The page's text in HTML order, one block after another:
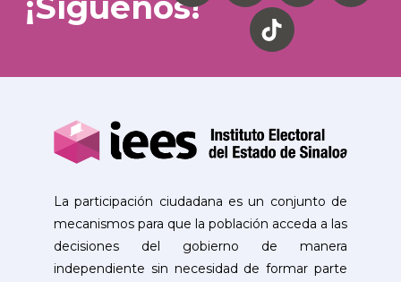
La participación ciudadana es un conjunto de
mecanismos para que la población acceda a las
decisiones del gobierno de manera
independiente sin necesidad de formar parte